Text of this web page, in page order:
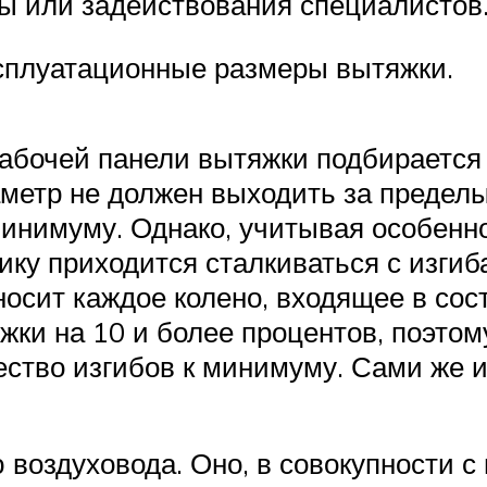
размеры вытяжки.
панели вытяжки
не должен выходить за
Однако, учитывая
приходится сталкиваться с
каждое колено, входящее в
на 10 и более процентов,
изгибов к минимуму. Сами же
Оно, в совокупности